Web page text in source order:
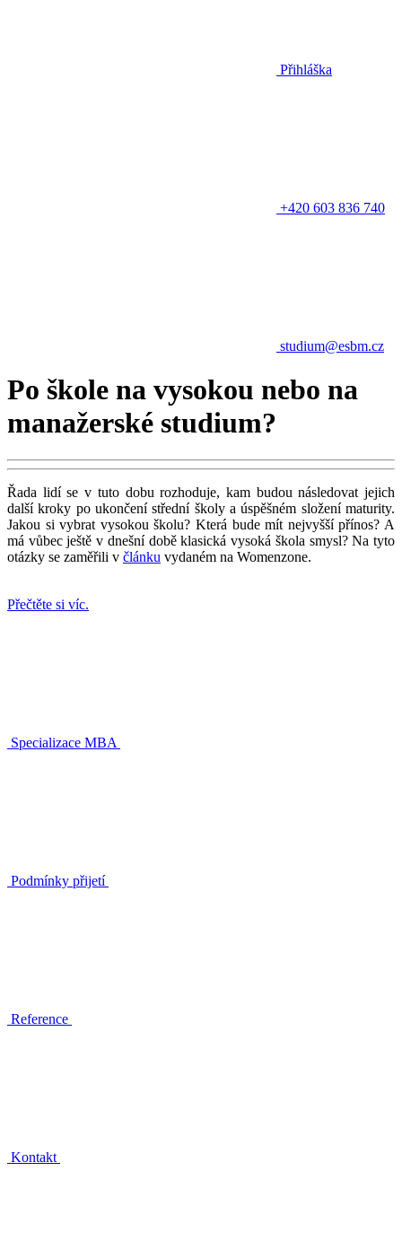
Přihláška
+420 603 836 740
studium@esbm.cz
Po škole na vysokou nebo na
manažerské studium?
Řada lidí se v tuto dobu rozhoduje, kam budou následovat jejich
další kroky po ukončení střední školy a úspěšném složení maturity.
Jakou si vybrat vysokou školu? Která bude mít nejvyšší přínos? A
má vůbec ještě v dnešní době klasická vysoká škola smysl? Na tyto
otázky se zaměřili v článku vydaném na Womenzone.
Přečtěte si víc.
Specializace MBA
Podmínky přijetí
Reference
Kontakt